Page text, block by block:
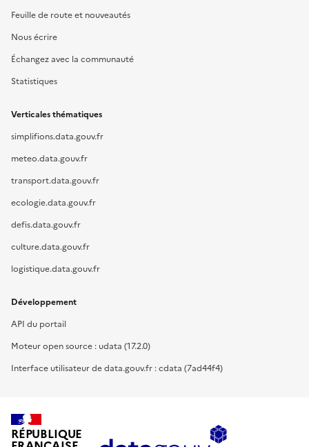
Feuille de route et nouveautés
Nous écrire
Échangez avec la communauté
Statistiques
Verticales thématiques
simplifions.data.gouv.fr
meteo.data.gouv.fr
transport.data.gouv.fr
ecologie.data.gouv.fr
defis.data.gouv.fr
culture.data.gouv.fr
logistique.data.gouv.fr
Développement
API du portail
Moteur open source : udata (17.2.0)
Interface utilisateur de data.gouv.fr : cdata (7ad44f4)
RÉPUBLIQUE